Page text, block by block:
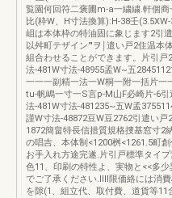
覧園何回符二褒圃m-a一繍繍.軒個
比(枠W、H寸法換算):H-38壬
岨は本体枠の特油固に象じます2引
以舛町テザイン'"ヲ￨遣い戸2住温本
組合わせることができます。片引戸
法-481W寸法-48955孟W~五
一一一副精一法一W桐一附一括片一
tu-帆嶋一寸一S言p-M山F必崎片-6
法-481W寸法-481235~五W孟
謹W寸法-48872豆W豆2762引遣い戸
1872簡畠特長信措質規格捜基窓寸2
の唱吉、本体制<1200桝<1261.5町
お手入れ方途完遂.片引戸標準タイ
色11、印刷の特性よ、実物と<<多
でご了承ください.IIlI限価絡には消
を隙(1、組立代、取付費、道貨等11